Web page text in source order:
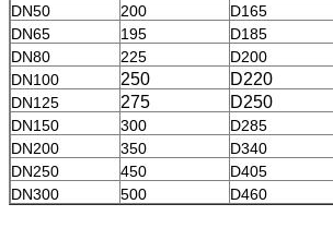
DN50 200 D165
DN65 195 D185
DN80
225 D200
DN100
250 D220
DN125 275 D250
DN150 300 D285
DN200
350 D340
DN250
450 D405
DN300
500 D460